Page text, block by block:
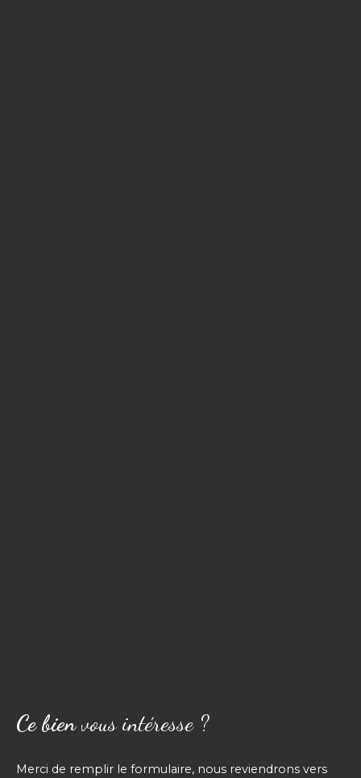
Ce bien vous intéresse ?
Merci de remplir le formulaire, nous reviendrons vers